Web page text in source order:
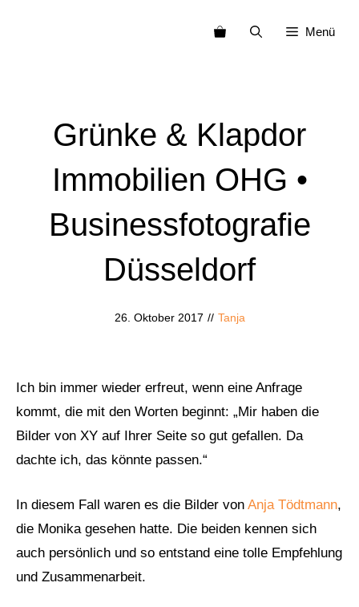
Menü
Grünke & Klapdor
Immobilien OHG •
Businessfotografie
Düsseldorf
26. Oktober 2017 // Tanja
Ich bin immer wieder erfreut, wenn eine Anfrage
kommt, die mit den Worten beginnt: „Mir haben die
Bilder von XY auf Ihrer Seite so gut gefallen. Da
dachte ich, das könnte passen.“
In diesem Fall waren es die Bilder von Anja Tödtmann,
die Monika gesehen hatte. Die beiden kennen sich
auch persönlich und so entstand eine tolle Empfehlung
und Zusammenarbeit.